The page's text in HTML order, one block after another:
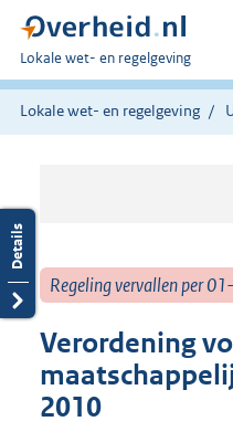
U
bent
hier:
Lokale wet- en regelgeving
Lokale wet- en regelgeving
Regeling vervallen per
Verordening
2010